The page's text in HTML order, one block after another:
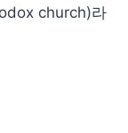
church)라